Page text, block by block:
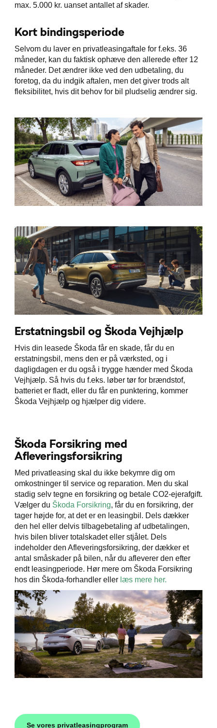
max. 5.000 kr. uanset antallet af skader.
Kort bindingsperiode
Selvom du laver en privatleasingaftale for f.eks. 36
måneder, kan du faktisk ophæve den allerede efter 12
måneder. Det ændrer ikke ved den udbetaling, du
foretog, da du indgik aftalen, men det giver trods alt
fleksibilitet, hvis dit behov for bil pludselig ændrer sig.
Erstatningsbil og Škoda Vejhjælp
Hvis din leasede Škoda får en skade, får du en
erstatningsbil, mens den er på værksted, og i
dagligdagen er du også i trygge hænder med Škoda
Vejhjælp. Så hvis du f.eks. løber tør for brændstof,
batteriet er fladt, eller du får en punktering, kommer
Škoda Vejhjælp og hjælper dig videre.
Škoda Forsikring med
Afleveringsforsikring
Med privatleasing skal du ikke bekymre dig om
omkostninger til service og reparation. Men du skal
stadig selv tegne en forsikring og betale CO2-ejerafgift.
Vælger du Škoda Forsikring, får du en forsikring, der
tager højde for, at det er en leasingbil. Dels dækker
den hel eller delvis tilbagebetaling af udbetalingen,
hvis bilen bliver totalskadet eller stjålet. Dels
indeholder den Afleveringsforsikring, der dækker et
antal småskader på bilen, når du afleverer den efter
endt leasingperiode. Hør mere om Škoda Forsikring
hos din Škoda-forhandler eller læs mere her.
Se vores privatleasingprogram